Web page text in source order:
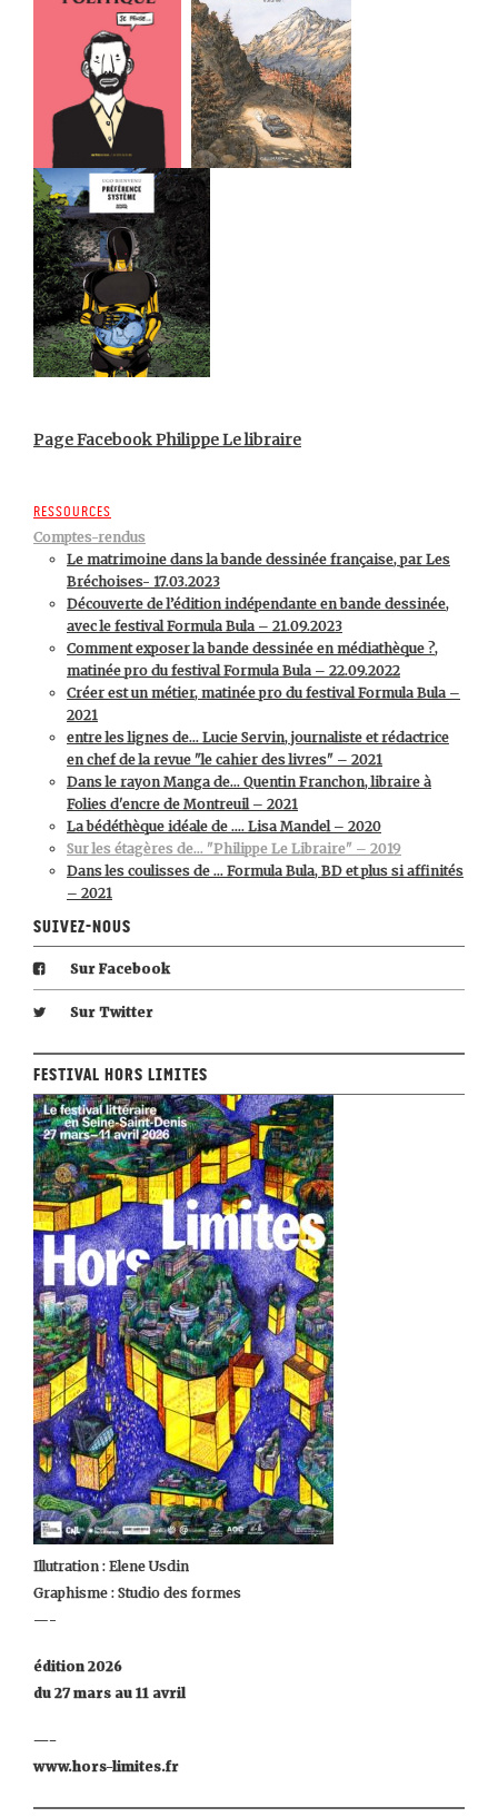
Page Facebook Philippe Le libraire
Ressources
Comptes-rendus
Le matrimoine dans la bande dessinée française, par Les
Bréchoises- 17.03.2023
Découverte de l’édition indépendante en bande dessinée,
avec le festival Formula Bula – 21.09.2023
Comment exposer la bande dessinée en médiathèque ?,
matinée pro du festival Formula Bula – 22.09.2022
Créer est un métier, matinée pro du festival Formula Bula –
2021
entre les lignes de… Lucie Servin, journaliste et rédactrice
en chef de la revue "le cahier des livres" – 2021
Dans le rayon Manga de… Quentin Franchon, libraire à
Folies d'encre de Montreuil – 2021
La bédéthèque idéale de …. Lisa Mandel – 2020
Sur les étagères de… "Philippe Le Libraire" – 2019
Dans les coulisses de … Formula Bula, BD et plus si affinités
– 2021
Suivez-nous
Sur Facebook
Sur Twitter
Festival Hors Limites
Illutration : Elene Usdin
Graphisme : Studio des formes
—-
édition 2026
du 27 mars au 11 avril
—-
www.hors-limites.fr